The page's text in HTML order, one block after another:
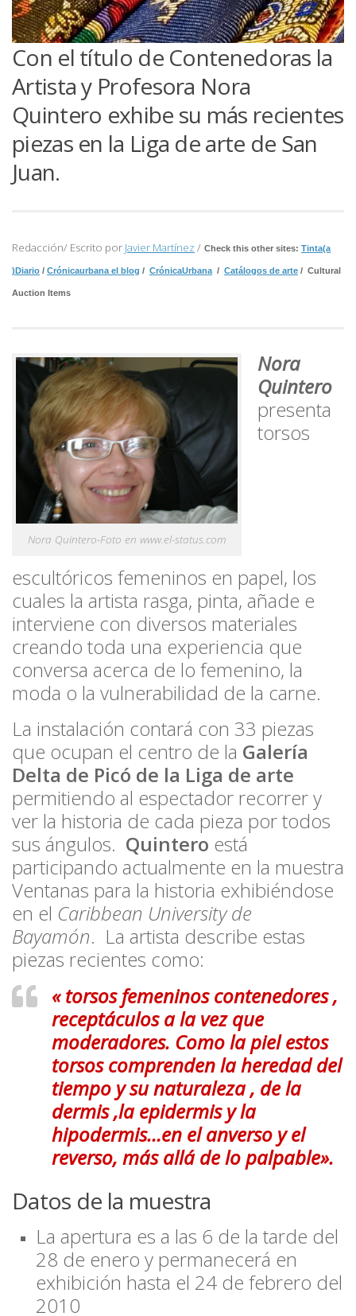
Con el título de Contenedoras la
Artista y Profesora Nora
Quintero exhibe su más recientes
piezas en la Liga de arte de San
Juan.
Redacción/ Escrito por Javier Martínez / Check this other sites: Tinta(a
)Diario / Crónicaurbana el blog / CrónicaUrbana / Catálogos de arte / Cultural
Auction Items
Nora Quintero-Foto en www.el-status.com
Nora
Quintero
presenta
torsos
escultóricos femeninos en papel, los
cuales la artista rasga, pinta, añade e
interviene con diversos materiales
creando toda una experiencia que
conversa acerca de lo femenino, la
moda o la vulnerabilidad de la carne.
La instalación contará con 33 piezas
que ocupan el centro de la Galería
Delta de Picó de la Liga de arte
permitiendo al espectador recorrer y
ver la historia de cada pieza por todos
sus ángulos. Quintero está
participando actualmente en la muestra
Ventanas para la historia exhibiéndose
en el Caribbean University de
Bayamón. La artista describe estas
piezas recientes como:
«torsos femeninos contenedores ,
receptáculos a la vez que
moderadores. Como la piel estos
torsos comprenden la heredad del
tiempo y su naturaleza , de la
dermis ,la epidermis y la
hipodermis…en el anverso y el
reverso, más allá de lo palpable».
Datos de la muestra
La apertura es a las 6 de la tarde del
28 de enero y permanecerá en
exhibición hasta el 24 de febrero del
2010